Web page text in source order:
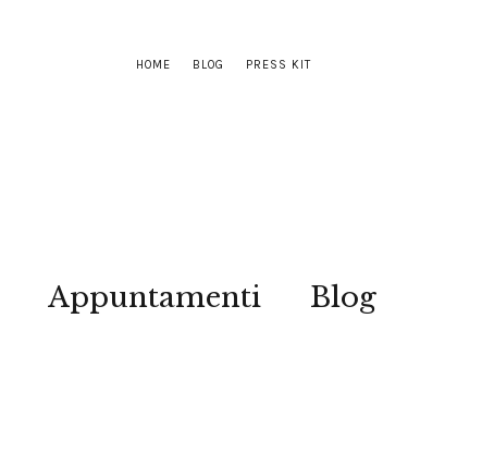
HOME BLOG PRESS KIT
Appuntamenti Blog